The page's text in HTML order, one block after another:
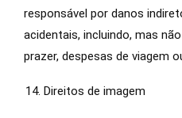
responsável por danos
acidentais, incluindo, mas
prazer, despesas de viagem
Direitos de imagem